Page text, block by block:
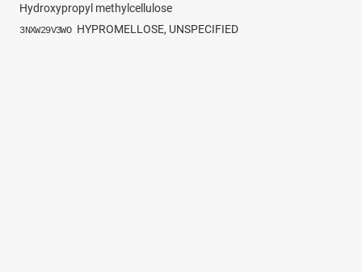
Hydroxypropyl methylcellulose
3NXW29V3WO HYPROMELLOSE, UNSPECIFIED